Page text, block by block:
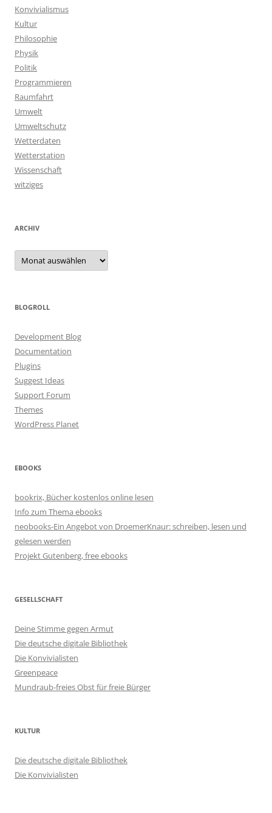
Konvivialismus
Kultur
Philosophie
Physik
Politik
Programmieren
Raumfahrt
Umwelt
Umweltschutz
Wetterdaten
Wetterstation
Wissenschaft
witziges
ARCHIV
Archiv
BLOGROLL
Development Blog
Documentation
Plugins
Suggest Ideas
Support Forum
Themes
WordPress Planet
EBOOKS
bookrix, Bücher kostenlos online lesen
Info zum Thema ebooks
neobooks-Ein Angebot von DroemerKnaur: schreiben, lesen und
gelesen werden
Projekt Gutenberg, free ebooks
GESELLSCHAFT
Deine Stimme gegen Armut
Die deutsche digitale Bibliothek
Die Konvivialisten
Greenpeace
Mundraub-freies Obst für freie Bürger
KULTUR
Die deutsche digitale Bibliothek
Die Konvivialisten